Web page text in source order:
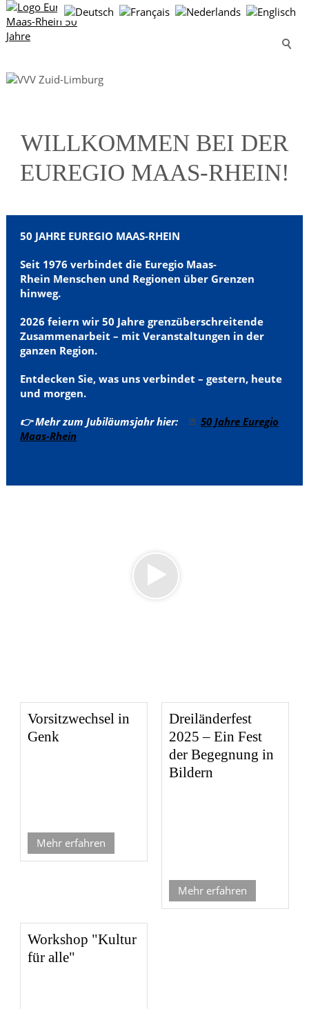
verbindet
WILLKOMMEN BEI DER
EUREGIO MAAS-RHEIN!
50 JAHRE EUREGIO MAAS-RHEIN
Seit 1976 verbindet die Euregio Maas-
Rhein Menschen und Regionen über Grenzen
hinweg.
2026 feiern wir 50 Jahre grenzüberschreitende
Zusammenarbeit – mit Veranstaltungen in der
ganzen Region.
Entdecken Sie, was uns verbindet – gestern, heute
und morgen.
👉 Mehr zum Jubiläumsjahr hier:
50 Jahre Euregio
Maas-Rhein
Vorsitzwechsel in
Genk
Mehr erfahren
Dreiländerfest
2025 – Ein Fest
der Begegnung in
Bildern
Mehr erfahren
Workshop "Kultur
für alle"